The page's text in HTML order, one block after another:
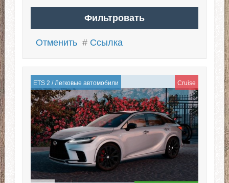
Отменить # Ссылка
ETS 2 / Легковые автомобили Cruise